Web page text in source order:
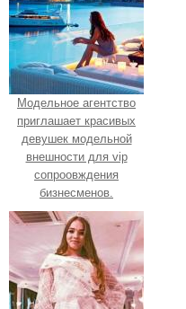
Модельное агентство
приглашает красивых
девушек модельной
внешности для vip
сопроовждения
бизнесменов.